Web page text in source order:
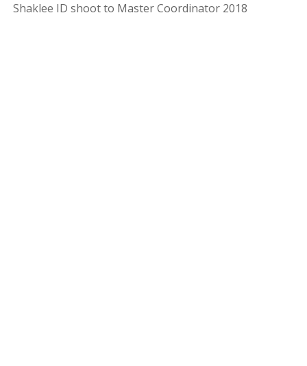
Shaklee ID shoot to Master Coordinator 2018